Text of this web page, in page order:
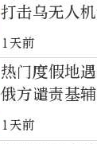
打击乌无人
1天前
热门度假地
俄方谴责基
方否认
1天前